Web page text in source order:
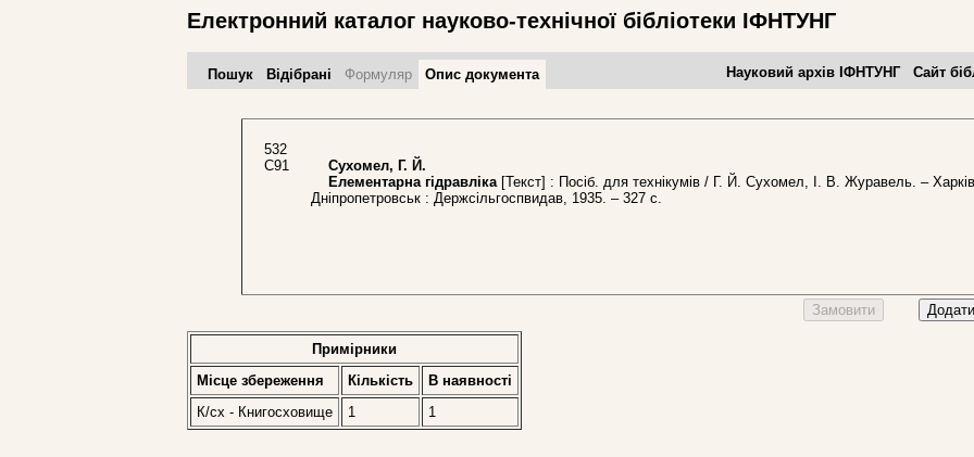
Електронний каталог науково-технічної бібліотеки ІФНТУНГ
Пошук Відібрані Формуляр Опис документа Науковий архів ІФНТУНГ Сайт
532
С91
Сухомел, Г. Й.
Елементарна гідравліка [Текст] : Посіб. для технікумів / Г. Й. Сухомел, І. В. Журавель. –
Дніпропетровськ : Держсільгоспвидав, 1935. – 327 с.
Замовити
Примірники
Місце збереження
Кількість
В наявностi
К/сх - Книгосховище
1 1